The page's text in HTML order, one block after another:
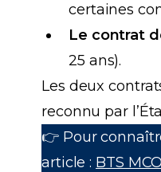
certaines
Le contrat
25 ans).
Les deux
reconnu par
👉 Pour
article : BTS